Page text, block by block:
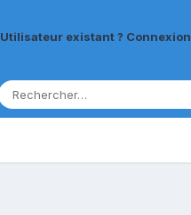
Utilisateur existant ? Connexion